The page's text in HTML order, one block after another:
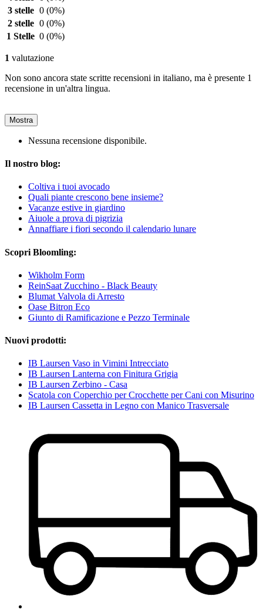
3 stelle 0 (0%)
2 stelle 0 (0%)
1 Stelle 0 (0%)
1 valutazione
Non sono ancora state scritte recensioni in italiano, ma è presente 1
recensione in un'altra lingua.
Mostra
Nessuna recensione disponibile.
Il nostro blog:
Coltiva i tuoi avocado
Quali piante crescono bene insieme?
Vacanze estive in giardino
Aiuole a prova di pigrizia
Annaffiare i fiori secondo il calendario lunare
Scopri Bloomling:
Wikholm Form
ReinSaat Zucchino - Black Beauty
Blumat Valvola di Arresto
Oase Bitron Eco
Giunto di Ramificazione e Pezzo Terminale
Nuovi prodotti:
IB Laursen Vaso in Vimini Intrecciato
IB Laursen Lanterna con Finitura Grigia
IB Laursen Zerbino - Casa
Scatola con Coperchio per Crocchette per Cani con Misurino
IB Laursen Cassetta in Legno con Manico Trasversale